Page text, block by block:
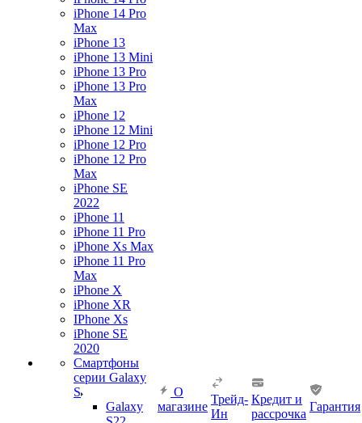
iPhone 14 Pro
Max
iPhone 13
iPhone 13 Mini
iPhone 13 Pro
iPhone 13 Pro
Max
iPhone 12
iPhone 12 Mini
iPhone 12 Pro
iPhone 12 Pro
Max
iPhone SE
2022
iPhone 11
iPhone 11 Pro
iPhone Xs Max
iPhone 11 Pro
Max
iPhone X
iPhone XR
IPhone Xs
iPhone SE
2020
Смартфоны
серии Galaxy
S
Galaxy
О
магазине
Трейд-
Ин
Кредит и
рассрочка
Гарантия